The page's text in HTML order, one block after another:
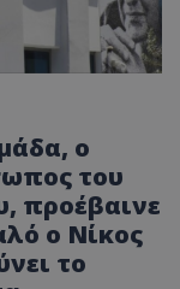
ο
του
προέβαινε
ο Νίκος
το